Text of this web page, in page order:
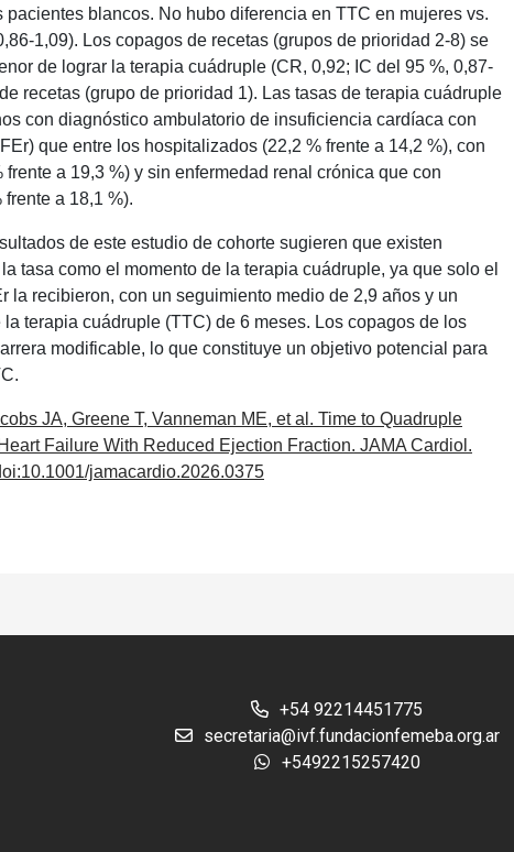
blancos. No hubo diferencia en TTC en mujeres vs.
1,09). Los copagos de recetas (grupos de prioridad 2-8) se
de lograr la terapia cuádruple (CR, 0,92; IC del 95 %, 0,87-
recetas (grupo de prioridad 1). Las tasas de terapia cuádruple
con diagnóstico ambulatorio de insuficiencia cardíaca con
que entre los hospitalizados (22,2 % frente a 14,2 %), con
a 19,3 %) y sin enfermedad renal crónica que con
a 18,1 %).
de este estudio de cohorte sugieren que existen
tasa como el momento de la terapia cuádruple, ya que solo el
la recibieron, con un seguimiento medio de 2,9 años y un
terapia cuádruple (TTC) de 6 meses. Los copagos de los
modificable, lo que constituye un objetivo potencial para
JA, Greene T, Vanneman ME, et al. Time to Quadruple
Failure With Reduced Ejection Fraction. JAMA Cardiol.
jamacardio.2026.0375
+54 92214451775
secretaria@ivf.fundacionfemeba.org.ar
+5492215257420